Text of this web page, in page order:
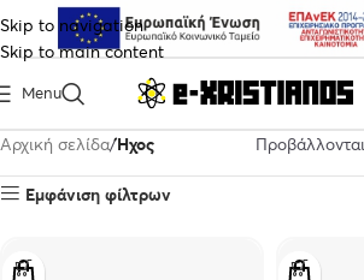
Skip to navigation
Skip to main content
Menu
Αρχική σελίδα Ήχος
Εμφάνιση φίλτρων